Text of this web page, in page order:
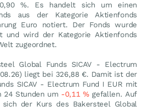
0,90 %. Es handelt sich um einen
aus der Kategorie Aktienfonds
Euro notiert. Der Fonds wurde
und wird der Kategorie Aktienfonds
zugeordnet.
Global Funds SICAV - Electrum
) liegt bei 326,88 €. Damit ist der
SICAV - Electrum Fund I EUR mit
24 Stunden um -0,11 %gefallen. Auf
sich der Kurs des Bakersteel Global